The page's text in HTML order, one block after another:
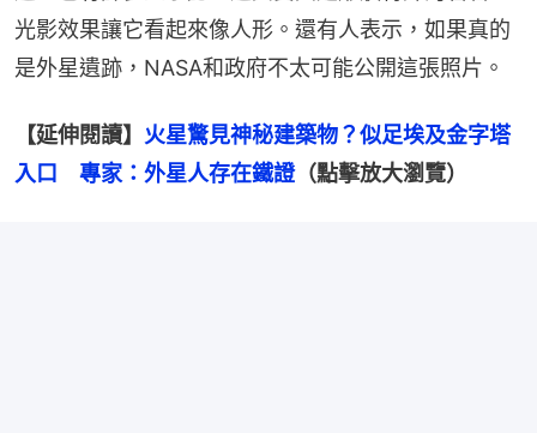
光影效果讓它看起來像人形。還有人表示，如果真的
是外星遺跡，NASA和政府不太可能公開這張照片。
【延伸閱讀】 火星驚見神秘建築物？似足埃及金字塔
入口　專家：外星人存在鐵證（點擊放大瀏覽）